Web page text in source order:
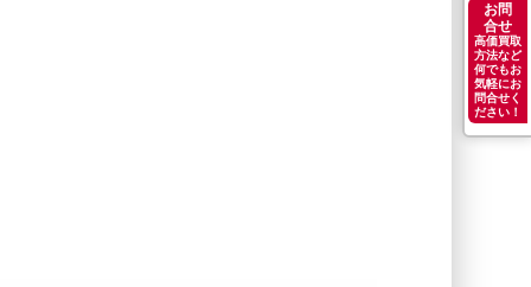
お問
合せ
高価買取
方法など
何でもお
気軽にお
問合せく
ださい！